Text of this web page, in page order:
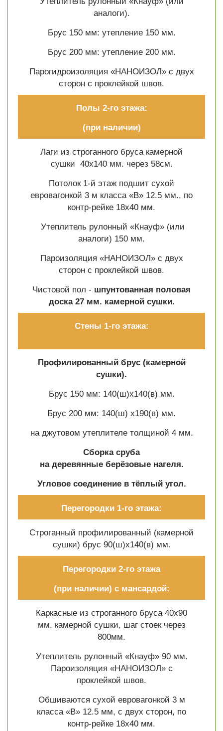
аналоги).
Брус 150 мм: утепление 150 мм.
Брус 200 мм: утепление 200 мм.
Парогидроизоляция «НАНОИЗОЛ» с двух
сторон с проклейкой швов.
Полы 2-го этажа:
(при наличии)
Лаги из строганного бруса камерной
сушки 40х140 мм. через 58см.
Потолок 1-й этаж подшит сухой
евровагонкой 3 м класса «В» 12.5 мм., по
контр-рейке 18х40 мм.
Утеплитель рулонный «Кнауф» (или
аналоги) 150 мм.
Пароизоляция «НАНОИЗОЛ» с двух
сторон с проклейкой швов.
Чистовой пол - шпунтованная половая
доска 27 мм. камерной сушки.
Стены 1-го этажа:
Профилированный брус (камерной
сушки).
Брус 150 мм: 140(ш)х140(в) мм.
Брус 200 мм: 140(ш) х190(в) мм.
на джутовом утеплителе толщиной 4 мм.
Сборка сруба
на деревянные берёзовые нагеля.
Угловое соединение в тёплый угол.
Перегородки 1-го этажа:
Строганный профилированный (камерной
сушки) брус 90(ш)х140(в) мм.
Перегородки 2-го этажа
(при наличии) с мансардой:
Каркасные из строганного бруса 40х90
мм. камерной сушки, шаг стоек через
800мм.
Утеплитель рулонный «Кнауф» 90 мм.
Пароизоляция «НАНОИЗОЛ» с
проклейкой швов.
Обшиваются сухой евровагонкой 3 м
класса «В» 12.5 мм, с двух сторон, по
контр-рейке 18х40 мм.